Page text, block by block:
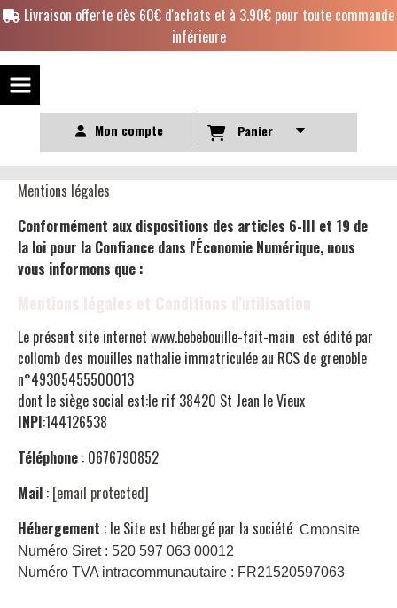
Livraison offerte dès 60€ d'achats et à 3.90€ pour toute commande
inférieure
Mon compte Panier
Mentions légales
Conformément aux dispositions des articles 6-III et 19 de
la loi pour la Confiance dans l'Économie Numérique, nous
vous informons que :
Le présent site internet www.bebebouille-fait-main est édité par
collomb des mouilles nathalie immatriculée au RCS de grenoble
n°49305455500013
dont le siège social est:le rif 38420 St Jean le Vieux
INPI:144126538
Téléphone : 0676790852
Mail : [email protected]
Hébergement : le Site est hébergé par la société Cmonsite
Numéro Siret : 520 597 063 00012
Numéro TVA intracommunautaire : FR21520597063
Panneau de gestion des cookies